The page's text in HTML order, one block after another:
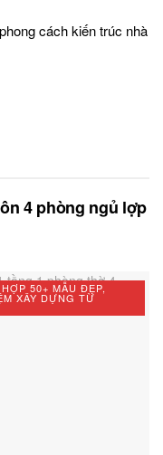
cách kiến trúc nhà
4 phòng ngủ lợp
50+ MẪU ĐẸP,
XÂY DỰNG TỪ